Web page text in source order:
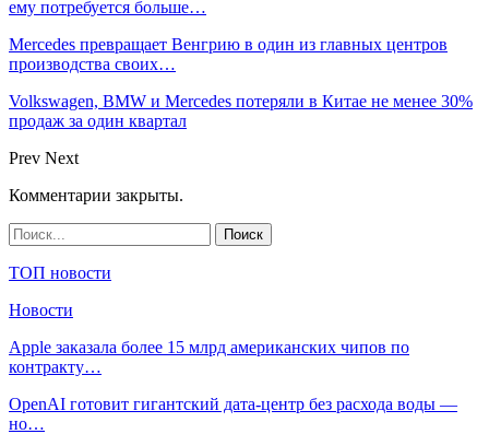
ему потребуется больше…
Mercedes превращает Венгрию в один из главных центров
производства своих…
Volkswagen, BMW и Mercedes потеряли в Китае не менее 30%
продаж за один квартал
Prev Next
Комментарии закрыты.
ТОП новости
Новости
Apple заказала более 15 млрд американских чипов по
контракту…
OpenAI готовит гигантский дата-центр без расхода воды —
но…